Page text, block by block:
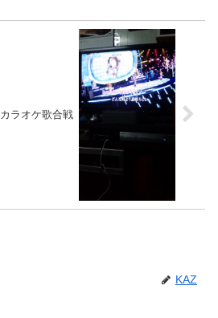
カラオケ歌合戦
KAZ